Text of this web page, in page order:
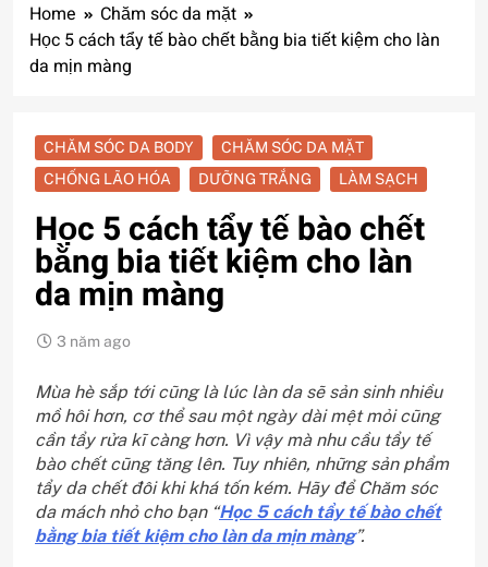
Home
Chăm sóc da mặt
Học 5 cách tẩy tế bào chết bằng bia tiết kiệm cho làn
da mịn màng
CHĂM SÓC DA BODY
CHĂM SÓC DA MẶT
CHỐNG LÃO HÓA
DƯỠNG TRẮNG LÀM SẠCH
Học 5 cách tẩy tế bào chết
bằng bia tiết kiệm cho làn
da mịn màng
3 năm ago
Mùa hè sắp tới cũng là lúc làn da sẽ sản sinh nhiều
mồ hôi hơn, cơ thể sau một ngày dài mệt mỏi cũng
cần tẩy rửa kĩ càng hơn. Vì vậy mà nhu cầu tẩy tế
bào chết cũng tăng lên. Tuy nhiên, những sản phẩm
tẩy da chết đôi khi khá tốn kém. Hãy để Chăm sóc
da mách nhỏ cho bạn “Học 5 cách tẩy tế bào chết
bằng bia tiết kiệm cho làn da mịn màng”.